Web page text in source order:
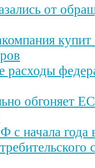
от
расходы
обгоняет
с начала